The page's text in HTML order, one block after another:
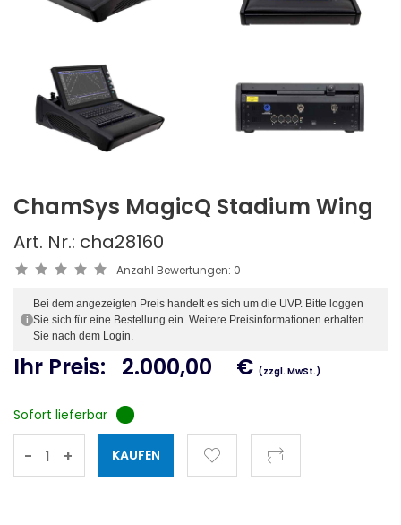
ChamSys MagicQ Stadium Wing
Art. Nr.: cha28160
Anzahl Bewertungen: 0
i
Bei dem angezeigten Preis handelt es sich um die UVP. Bitte loggen
Sie sich für eine Bestellung ein. Weitere Preisinformationen erhalten
Sie nach dem Login.
Ihr Preis: 2.000,00 € (zzgl. MwSt.)
Sofort lieferbar
- +